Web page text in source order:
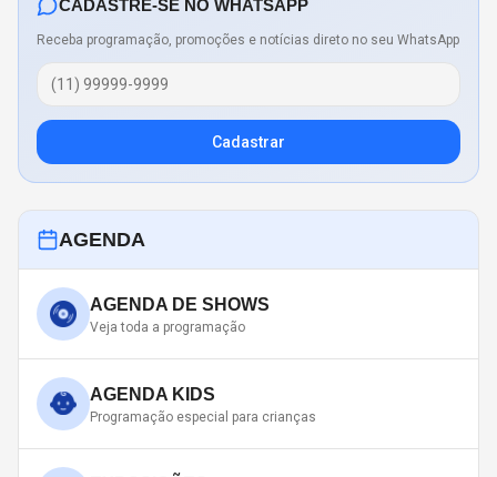
CADASTRE-SE NO WHATSAPP
Receba programação, promoções e notícias direto no seu WhatsApp
Cadastrar
AGENDA
AGENDA DE SHOWS
Veja toda a programação
AGENDA KIDS
Programação especial para crianças